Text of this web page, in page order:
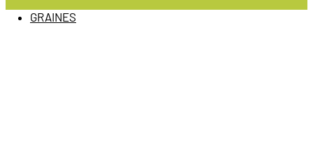
GRAINES